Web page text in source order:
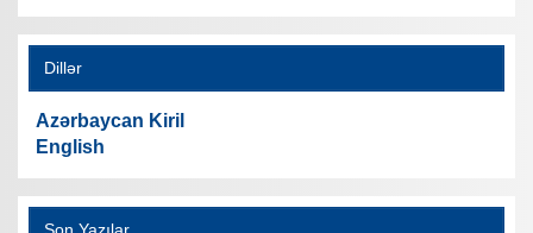
Dillər
Azərbaycan Kiril
English